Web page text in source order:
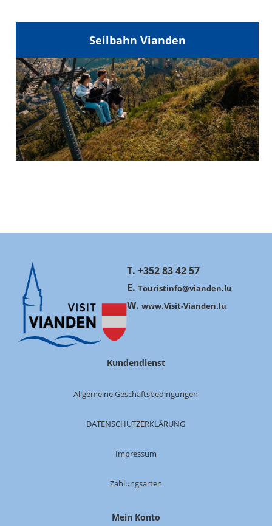
Seilbahn Vianden
T. +352 83 42 57
E.Touristinfo@vianden.lu
W.www.Visit-Vianden.lu
Kundendienst
Allgemeine Geschäftsbedingungen
DATENSCHUTZERKLÄRUNG
Impressum
Zahlungsarten
Mein Konto